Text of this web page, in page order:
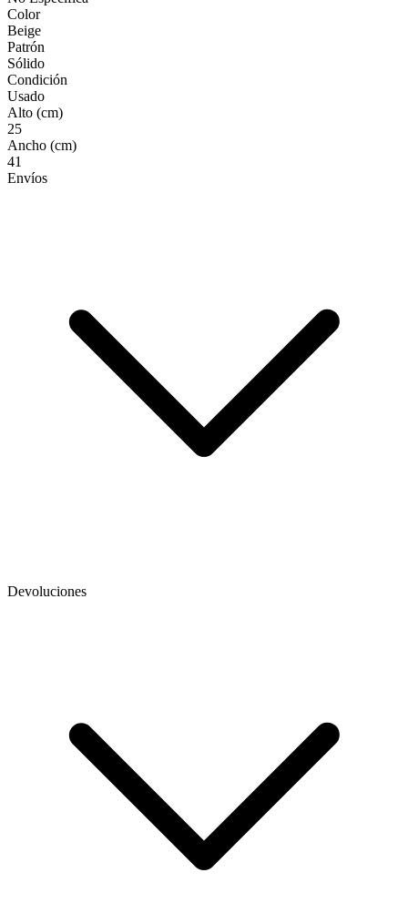
Color
Beige
Patrón
Sólido
Condición
Usado
Alto (cm)
25
Ancho (cm)
41
Envíos
Devoluciones